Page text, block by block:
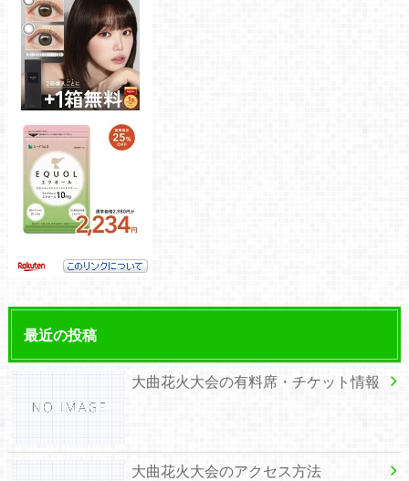
最近の投稿
大曲花火大会の有料席・チケット情報
大曲花火大会のアクセス方法